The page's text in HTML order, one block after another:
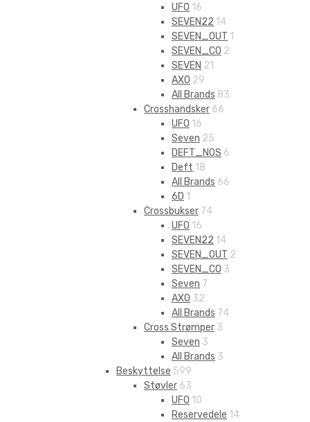
UFO 16
SEVEN22 14
SEVEN_OUT 1
SEVEN_CO 2
SEVEN 21
AXO 29
All Brands 83
Crosshandsker 66
UFO 16
Seven 25
DEFT_NOS 6
Deft 18
All Brands 66
6D 1
Crossbukser 74
UFO 16
SEVEN22 14
SEVEN_OUT 2
SEVEN_CO 3
Seven 7
AXO 32
All Brands 74
Cross Strømper 3
Seven 3
All Brands 3
Beskyttelse 599
Støvler 63
UFO 10
Reservedele 14